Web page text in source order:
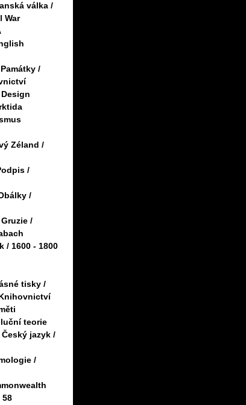
válka /
War
/
Zéland /
/
/
/
/ 1600 - 1800
tisky /
teorie
jazyk /
/
58